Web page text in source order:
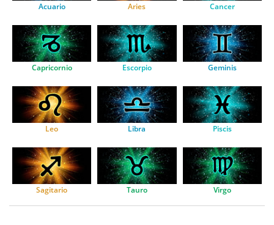
Acuario Aries Cancer
Capricornio Escorpio Geminis
Leo Libra Piscis
Sagitario Tauro Virgo